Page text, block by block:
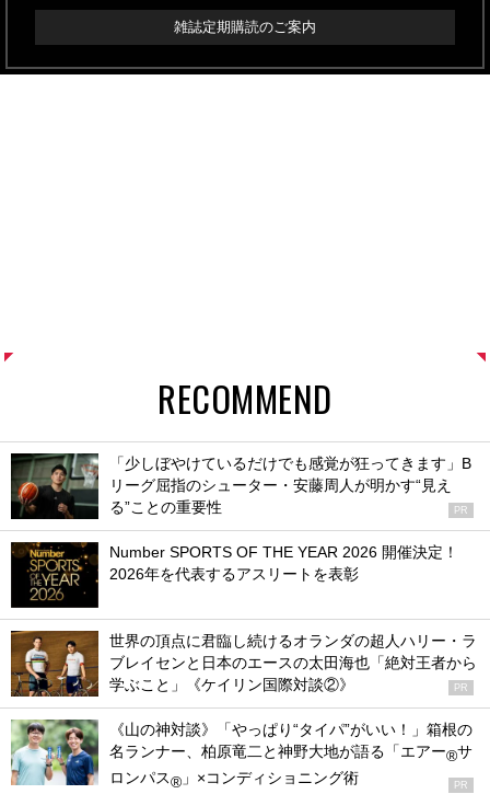
雑誌定期購読のご案内
RECOMMEND
「少しぼやけているだけでも感覚が狂ってきます」B
リーグ屈指のシューター・安藤周人が明かす“見え
る”ことの重要性
PR
Number SPORTS OF THE YEAR 2026 開催決定！
2026年を代表するアスリートを表彰
世界の頂点に君臨し続けるオランダの超人ハリー・ラ
ブレイセンと日本のエースの太田海也「絶対王者から
学ぶこと」《ケイリン国際対談②》
PR
《山の神対談》「やっぱり“タイパ”がいい！」箱根の
名ランナー、柏原竜二と神野大地が語る「エアー®サ
ロンパス® 」×コンディショニング術 PR